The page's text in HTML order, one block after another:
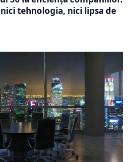
tehnologia, nici lipsa de